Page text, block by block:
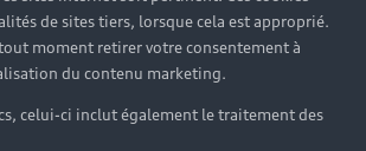
de sites tiers, lorsque cela est approprié.
moment retirer votre consentement à
du contenu marketing.
celui-ci inclut également le traitement des
Topique-